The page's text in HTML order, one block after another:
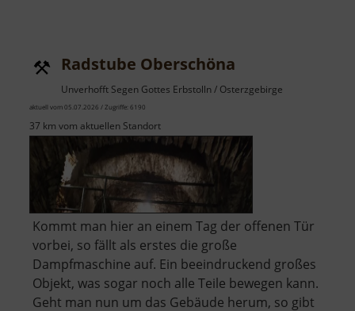
Radstube Oberschöna
Unverhofft Segen Gottes Erbstolln / Osterzgebirge
aktuell vom 05.07.2026 / Zugriffe: 6190
37 km vom aktuellen Standort
Kommt man hier an einem Tag der offenen Tür
vorbei, so fällt als erstes die große
Dampfmaschine auf. Ein beeindruckend großes
Objekt, was sogar noch alle Teile bewegen kann.
Geht man nun um das Gebäude herum, so gibt